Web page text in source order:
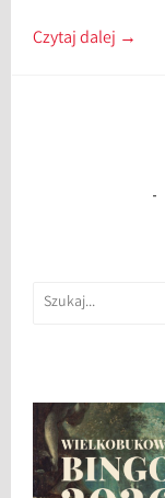
Czytaj dalej →
Szukaj